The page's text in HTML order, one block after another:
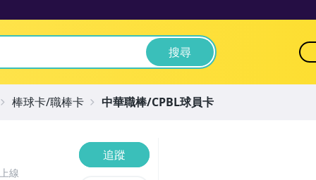
搜尋
線
追蹤
棒球卡/職棒卡 中華職棒/CPBL球員卡